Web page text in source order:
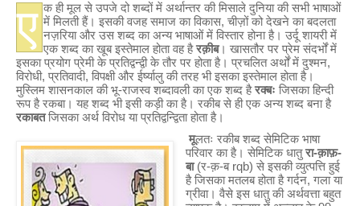
ए क ही मूल से उपजे दो शब्दों में अर्थान्तर की मिसाले दुनिया की सभी भाषाओं
में मिलती हैं। इसकी वजह समाज का विकास, चीज़ों को देखने का बदलता
नज़रिया और उस शब्द का अन्य भाषाओं में विस्तार होना है। उर्दू शायरी में
एक शब्द का खूब इस्तेमाल होता वह हैरक़ीब। खासतौर पर प्रेम संदर्भों में
इसका प्रयोग प्रेमी के प्रतिद्वन्द्वी के तौर पर होता है। प्रचलित अर्थों में दुश्मन,
विरोधी, प्रतिवादी, विपक्षी और ईर्ष्यालु की तरह भी इसका इस्तेमाल होता है।
मुस्लिम शासनकाल की भू-राजस्व शब्दावली का एक शब्द हैरक्बः जिसका हिन्दी
रूप है रकबा। यह शब्द भी इसी कड़ी का है। रकीब से ही एक अन्य शब्द बना है
रकाबतजिसका अर्थ विरोध या प्रतिद्वन्द्विता होता है।
मूलतः रकीब शब्द सेमिटिक भाषा
परिवार का है। सेमिटिक धातुरा-क़ाफ़-
बा(र-क़-ब rqb) से इसकी व्युत्पत्ति हुई
है जिसका मतलब होता है गर्दन, गला या
ग्रीवा। वैसे इस धातु की अर्थवत्ता बहुत